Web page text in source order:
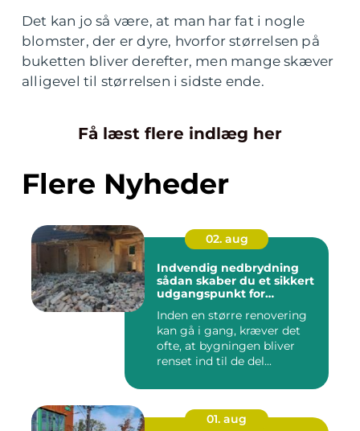
Det kan jo så være, at man har fat i nogle
blomster, der er dyre, hvorfor størrelsen på
buketten bliver derefter, men mange skæver
alligevel til størrelsen i sidste ende.
Få læst flere indlæg her
Flere Nyheder
02. aug
Indvendig nedbrydning
sådan skaber du et sikkert
udgangspunkt for
Inden en større renovering
kan gå i gang, kræver det
ofte, at bygningen bliver
renset ind til de del...
01. aug